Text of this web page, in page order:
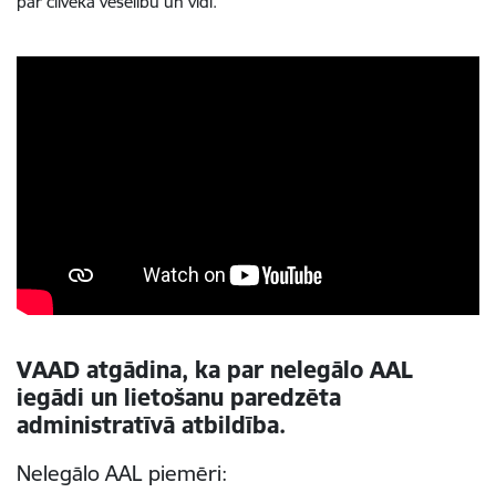
VAAD atgādina, ka par nelegālo AAL
iegādi un lietošanu paredzēta
administratīvā atbildība.
Nelegālo AAL piemēri: